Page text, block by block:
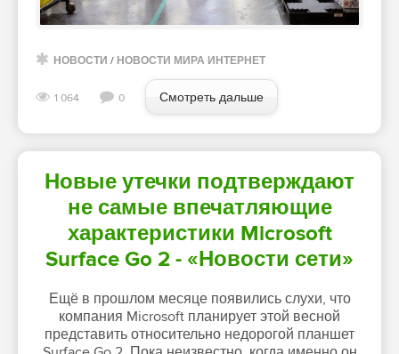
НОВОСТИ / НОВОСТИ МИРА ИНТЕРНЕТ
1 064 0 Смотреть дальше
Новые утечки подтверждают
не самые впечатляющие
характеристики Microsoft
Surface Go 2 - «Новости сети»
Ещё в прошлом месяце появились слухи, что
компания Microsoft планирует этой весной
представить относительно недорогой планшет